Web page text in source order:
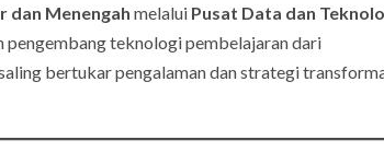
dan Menengah melalui Pusat Data dan
pengembang teknologi pembelajaran dari
bertukar pengalaman dan strategi